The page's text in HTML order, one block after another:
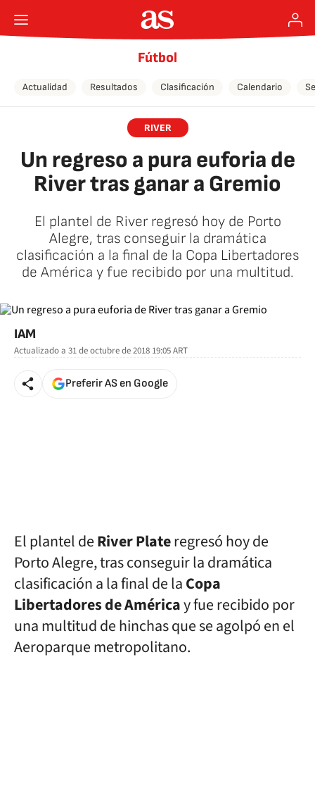
Fútbol
Actualidad Resultados Clasificación Calendario
RIVER
Un regreso a pura euforia de
River tras ganar a Gremio
El plantel de River regresó hoy de Porto
Alegre, tras conseguir la dramática
clasificación a la final de la Copa Libertadores
de América y fue recibido por una multitud.
IAM
Actualizado a 31 de octubre de 2018 19:05ART
Preferir AS en Google
El plantel deRiver Plateregresó hoy de
Porto Alegre, tras conseguir la dramática
clasificación a la final de laCopa
Libertadores de Américay fue recibido por
una multitud de hinchas que se agolpó en el
Aeroparque metropolitano.